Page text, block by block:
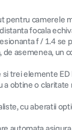
pentru camerele
focala
f / 1.4 se
de asemenea, un
trei elemente
a obtine o claritate
cu aberatii